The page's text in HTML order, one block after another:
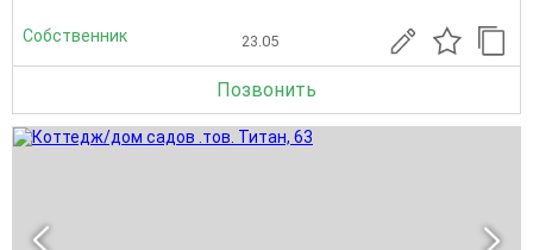
Собственник 23.05
Позвонить